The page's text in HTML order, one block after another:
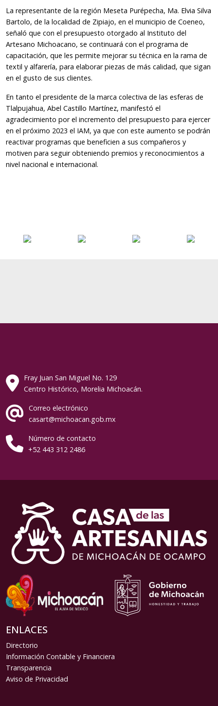
La representante de la región Meseta Purépecha, Ma. Elvia Silva
Bartolo, de la localidad de Zipiajo, en el municipio de Coeneo,
señaló que con el presupuesto otorgado al Instituto del
Artesano Michoacano, se continuará con el programa de
capacitación, que les permite mejorar su técnica en la rama de
textil y alfarería, para elaborar piezas de más calidad, que sigan
en el gusto de sus clientes.
En tanto el presidente de la marca colectiva de las esferas de
Tlalpujahua, Abel Castillo Martínez, manifestó el
agradecimiento por el incremento del presupuesto para ejercer
en el próximo 2023 el IAM, ya que con este aumento se podrán
reactivar programas que beneficien a sus compañeros y
motiven para seguir obteniendo premios y reconocimientos a
nivel nacional e internacional.
Fray Juan San Miguel No. 129
Centro Histórico, Morelia Michoacán.
Correo electrónico
casart@michoacan.gob.mx
Número de contacto
+52 443 312 2486
ENLACES
Directorio
Información Contable y Financiera
Transparencia
Aviso de Privacidad